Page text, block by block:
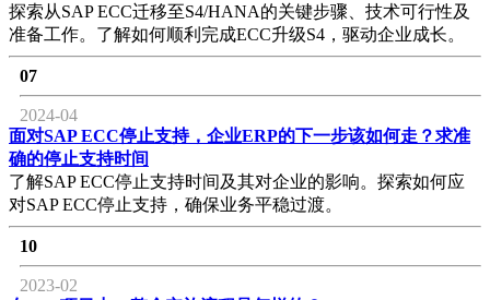
探索从SAP ECC迁移至S4/HANA的关键步骤、技术可行性及
准备工作。了解如何顺利完成ECC升级S4，驱动企业成长。
07
2024-04
面对SAP ECC停止支持，企业ERP的下一步该如何走？求准
确的停止支持时间
了解SAP ECC停止支持时间及其对企业的影响。探索如何应
对SAP ECC停止支持，确保业务平稳过渡。
10
2023-02